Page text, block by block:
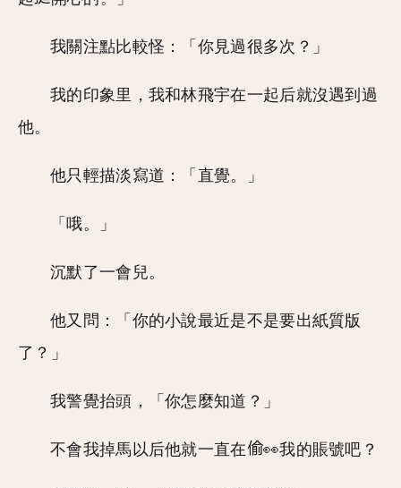
我關注點比較怪：「你見過很多次？」
我的印象里，我和林飛宇在一起后就沒遇到過
他。
他只輕描淡寫道：「直覺。」
「哦。」
沉默了一會兒。
他又問：「你的小說最近是不是要出紙質版
了？」
我警覺抬頭，「你怎麼知道？」
不會我掉馬以后他就一直在 👀我的賬號吧？